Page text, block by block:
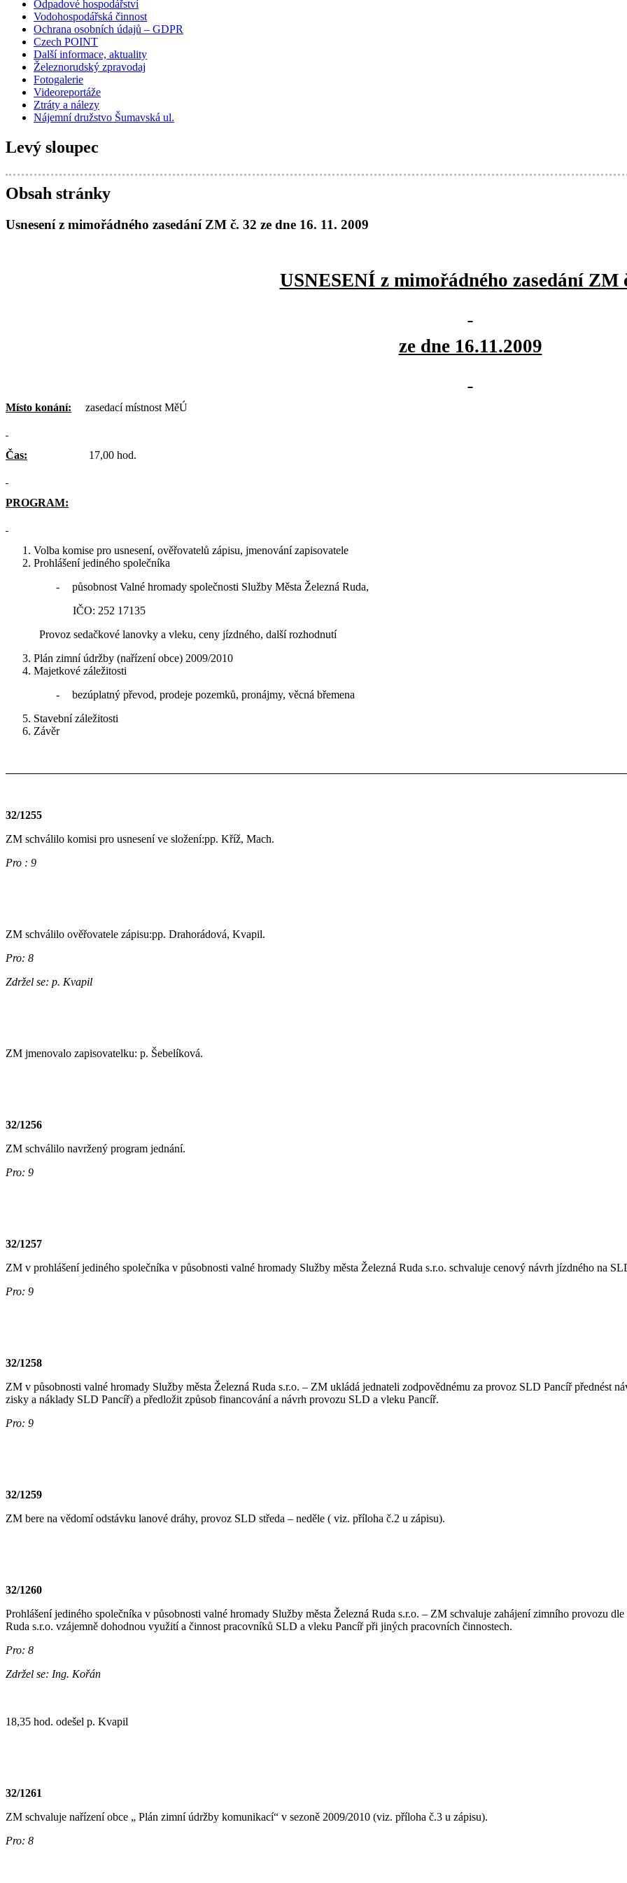
Odpadové hospodářství
Vodohospodářská činnost
Ochrana osobních údajů – GDPR
Czech POINT
Další informace, aktuality
Železnorudský zpravodaj
Fotogalerie
Videoreportáže
Ztráty a nálezy
Nájemní družstvo Šumavská ul.
Levý sloupec
Obsah stránky
Usnesení z mimořádného zasedání ZM č. 32 ze dne 16. 11. 2009
USNESENÍ z mimořádného zasedání ZM
ze dne 16.11.2009
Místo konání: zasedací místnost MěÚ
Čas: 17,00 hod.
PROGRAM:
Volba komise pro usnesení, ověřovatelů zápisu, jmenování zapisovatele
Prohlášení jediného společníka
-
působnost Valné hromady společnosti Služby Města Železná Ruda,
IČO: 252 17135
Provoz sedačkové lanovky a vleku, ceny jízdného, další rozhodnutí
Plán zimní údržby (nařízení obce) 2009/2010
Majetkové záležitosti
-
bezúplatný převod, prodeje pozemků, pronájmy, věcná břemena
Stavební záležitosti
Závěr
32/1255
ZM schválilo komisi pro usnesení ve složení:pp. Kříž, Mach.
Pro : 9
ZM schválilo ověřovatele zápisu:pp. Drahorádová, Kvapil.
Pro: 8
Zdržel se: p. Kvapil
ZM jmenovalo zapisovatelku: p. Šebelíková.
32/1256
ZM schválilo navržený program jednání.
Pro: 9
32/1257
ZM v prohlášení jediného společníka v působnosti valné hromady Služby města Železná Ruda s.r.o. schvaluje cenový návrh jízdného na
Pro: 9
32/1258
ZM v působnosti valné hromady Služby města Železná Ruda s.r.o. – ZM ukládá jednateli zodpovědnému za provoz SLD Pancíř přednést
zisky a náklady SLD Pancíř) a předložit způsob financování a návrh provozu SLD a vleku Pancíř.
Pro: 9
32/1259
ZM bere na vědomí odstávku lanové dráhy, provoz SLD středa – neděle ( viz. příloha č.2 u zápisu).
32/1260
Prohlášení jediného společníka v působnosti valné hromady Služby města Železná Ruda s.r.o. – ZM schvaluje zahájení zimního provozu
Ruda s.r.o. vzájemně dohodnou využití a činnost pracovníků SLD a vleku Pancíř při jiných pracovních činnostech.
Pro: 8
Zdržel se: Ing. Kořán
18,35 hod. odešel p. Kvapil
32/1261
ZM schvaluje nařízení obce „ Plán zimní údržby komunikací“ v sezoně 2009/2010 (viz. příloha č.3 u zápisu).
Pro: 8